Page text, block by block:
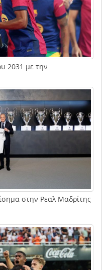
2031 με την
στην Ρεαλ Μαδρίτης